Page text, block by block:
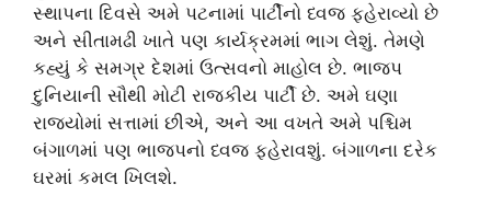
સ્થાપના દિવસે અમે પટનામાં પાર્ટીનો ધ્વજ ફહેરાવ્યો છે
અને સીતામઢી ખાતે પણ કાર્યક્રમમાં ભાગ લેશું. તેમણે
કહ્યું કે સમગ્ર દેશમાં ઉત્સવનો માહોલ છે. ભાજપ
દુનિયાની સૌથી મોટી રાજકીય પાર્ટી છે. અમે ઘણા
રાજ્યોમાં સત્તામાં છીએ, અને આ વખતે અમે પશ્ચિમ
બંગાળમાં પણ ભાજપનો ધ્વજ ફહેરાવશું. બંગાળના દરેક
ઘરમાં કમલ ખિલશે.